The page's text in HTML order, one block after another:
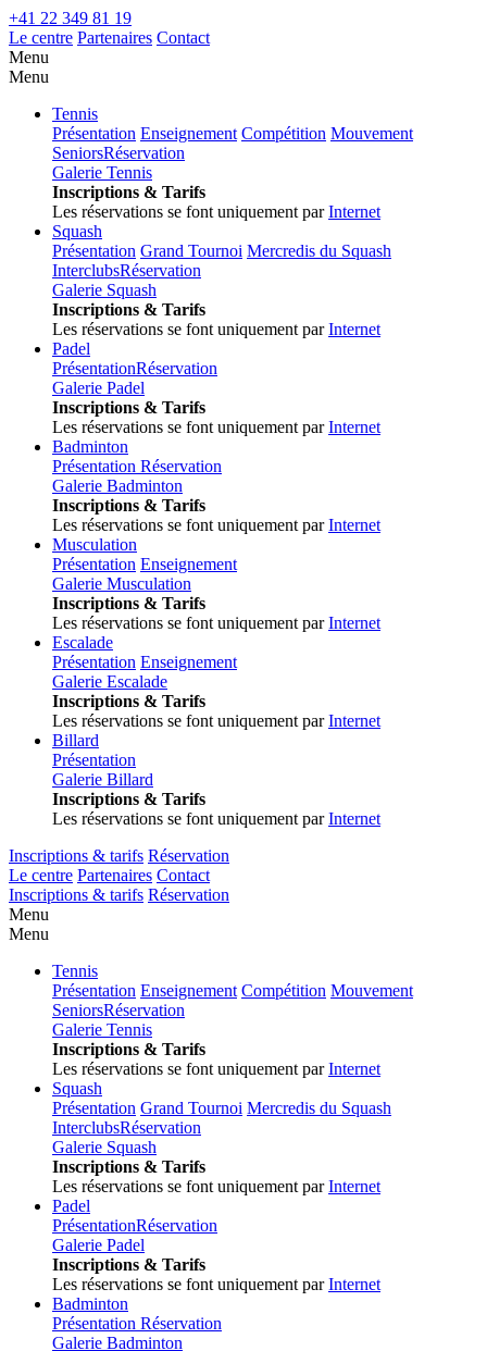
+41 22 349 81 19
Le centre Partenaires Contact
Menu
Menu
Tennis
Présentation Enseignement Compétition Mouvement
SeniorsRéservation
Galerie Tennis
Inscriptions & Tarifs
Les réservations se font uniquement parInternet
Squash
Présentation Grand Tournoi Mercredis du Squash
InterclubsRéservation
Galerie Squash
Inscriptions & Tarifs
Les réservations se font uniquement parInternet
Padel
PrésentationRéservation
Galerie Padel
Inscriptions & Tarifs
Les réservations se font uniquement parInternet
Badminton
Présentation Réservation
Galerie Badminton
Inscriptions & Tarifs
Les réservations se font uniquement parInternet
Musculation
Présentation Enseignement
Galerie Musculation
Inscriptions & Tarifs
Les réservations se font uniquement parInternet
Escalade
Présentation Enseignement
Galerie Escalade
Inscriptions & Tarifs
Les réservations se font uniquement parInternet
Billard
Présentation
Galerie Billard
Inscriptions & Tarifs
Les réservations se font uniquement parInternet
Inscriptions & tarifs Réservation
Le centre Partenaires Contact
Inscriptions & tarifs Réservation
Menu
Menu
Tennis
Présentation Enseignement Compétition Mouvement
SeniorsRéservation
Galerie Tennis
Inscriptions & Tarifs
Les réservations se font uniquement parInternet
Squash
Présentation Grand Tournoi Mercredis du Squash
InterclubsRéservation
Galerie Squash
Inscriptions & Tarifs
Les réservations se font uniquement parInternet
Padel
PrésentationRéservation
Galerie Padel
Inscriptions & Tarifs
Les réservations se font uniquement parInternet
Badminton
Présentation Réservation
Galerie Badminton